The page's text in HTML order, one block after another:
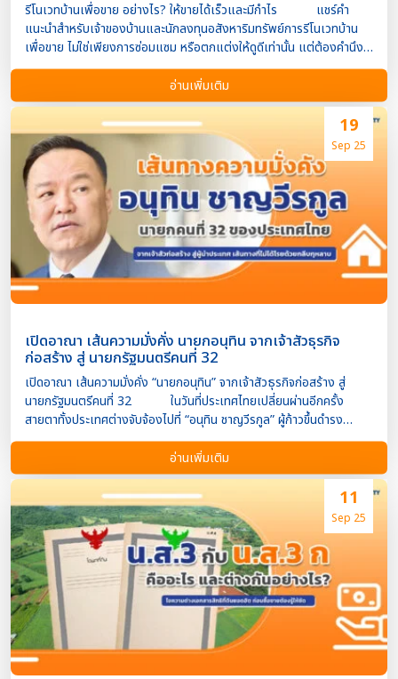
รีโนเวทบ้านเพื่อขาย อย่างไร? ให้ขายได้เร็วและมีกำไร แชร์คำ
แนะนำสำหรับเจ้าของบ้านและนักลงทุนอสังหาริมทรัพย์การรีโนเวทบ้าน
เพื่อขาย ไม่ใช่เพียงการซ่อมแซม หรือตกแต่งให้ดูดีเท่านั้น แต่ต้องคำนึง
ถึง “ความคุ้มค่า” และ “ความต้องการของตลาด” เพื่อให้ขายได้เร็วและมี
กำไรสูงสุด หากคุณกำลังมองหาวิธีเพิ่มมูลค่าบ้านก่อนขาย บทความนี้
Property4Cash มีคำแนะนำครบทุกด้านที่คุณต้องรู้ ทำไมต้องรีโนเวท
บ้านก่อนขาย? เพิ่มมูลค่าทรัพย์สิน : บ้านที่ได้รับการปรับปรุงใหม่จะดูน่าอยู่
และมีมูลค่าสูงขึ้น ดึงดูดผู้ซื้อได้มากขึ้น : ผู้ซื้อส่วนใหญ่ต้องการบ้านที่พร้อม
เข้าอยู่ ไม่ต้องซ่อมแซม ขายได้เร็วขึ้น : บ้านที่ดูดีและพร้อมใช้งานมีแนว
โน้มจะขายได้ไวกว่า ลดการต่อรองราคา : บ้านที่ดูสมบูรณ์แบบช่วยลดแรง
ต่อรองจากผู้ซื้อ ขั้นตอนรีโนเวทบ้านเพื่อขายให้ได้กำไร 1. วางแผนและ
ประเมินงบประมาณ สำรวจบ้านทั้งหมดเพื่อดูว่าส่วนไหนต้องปรับปรุง ตั้ง
งบประมาณที่ไม่เกิน 10-15% ของราคาขายบ้าน เน้นการรีโนเวทที่ให้ ROI
(ผลตอบแทนจากการลงทุน) สูง เช่น ห้องครัว ห้องน้ำ พื้นบ้าน 2. รีโนเวท
ในจุดที่สร้างความประทับ […]
อ่านเพิ่มเติม
19
Sep 25
เปิดอาณา เส้นความมั่งคั่ง นายกอนุทิน จากเจ้าสัวธุรกิจ
ก่อสร้าง สู่ นายกรัฐมนตรีคนที่ 32
เปิดอาณา เส้นความมั่งคั่ง “นายกอนุทิน” จากเจ้าสัวธุรกิจก่อสร้าง สู่
นายกรัฐมนตรีคนที่ 32 ในวันที่ประเทศไทยเปลี่ยนผ่านอีกครั้ง
สายตาทั้งประเทศต่างจับจ้องไปที่ “อนุทิน ชาญวีรกูล” ผู้ก้าวขึ้นดำรง
ตำแหน่ง นายกรัฐมนตรีคนที่32 ของไทย ด้วยเส้นทางที่ไม่ธรรมดา จาก
ทายาทนักธุรกิจพันล้านในวงการก่อสร้าง สู่ผู้นำประเทศที่หลายคนต่าง
จับตา จากสายเลือดธุรกิจสู่เวทีการเมือง อนุทิน ชาญวีรกูล เป็น
ทายาทของ นายชวน ชาญวีรกูล ผู้ก่อตั้ง บริษัทอิตาเลียนไทย ดีเวล๊อปเมน
ต์ จำกัด (มหาชน) หนึ่งในบริษัทก่อสร้างยักษ์ใหญ่ของประเทศ ด้วย
ประสบการณ์และทรัพย์สินระดับมหาเศรษฐีตระกูล เขาเติบโตในครอบครัว
ที่ผสานทั้งความรู้เรื่องธุรกิจและคอนเนคชั่นในแวดวงการเมือง
ด้วยการศึกษาจากต่างประเทศและวิสัยทัศน์สมัยใหม่ อนุทินเริ่มต้นบทบาท
ทางการเมืองตั้งแต่ยังหนุ่ม และโดดเด่นในช่วงที่ดำรงตำแหน่ง รัฐมนตรี
ว่าการกระทรวงสาธารณสุข ช่วงวิกฤตโควิด-19 ซึ่งเป็นช่วงที่เขาได้รับ
เสียงชื่นชมและวิจารณ์ในระดับเท่าเทียมกัน ทรัพย์สิน และความมั่งคั่ง
ก่อนเข้าสู่ตำแหน่งนายกรัฐมนตรี อนุทินได้ยื่นบัญชีทรัพย์สินต่ […]
อ่านเพิ่มเติม
11
Sep 25